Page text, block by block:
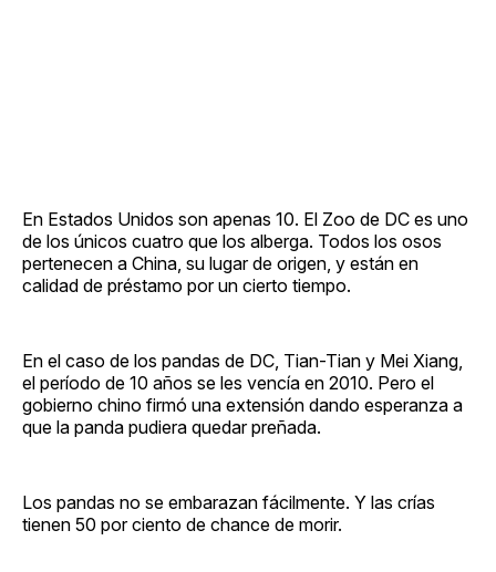
En Estados Unidos son apenas 10. El Zoo de DC es uno
de los únicos cuatro que los alberga. Todos los osos
pertenecen a China, su lugar de origen, y están en
calidad de préstamo por un cierto tiempo.
En el caso de los pandas de DC, Tian-Tian y Mei Xiang,
el período de 10 años se les vencía en 2010. Pero el
gobierno chino firmó una extensión dando esperanza a
que la panda pudiera quedar preñada.
Los pandas no se embarazan fácilmente. Y las crías
tienen 50 por ciento de chance de morir.